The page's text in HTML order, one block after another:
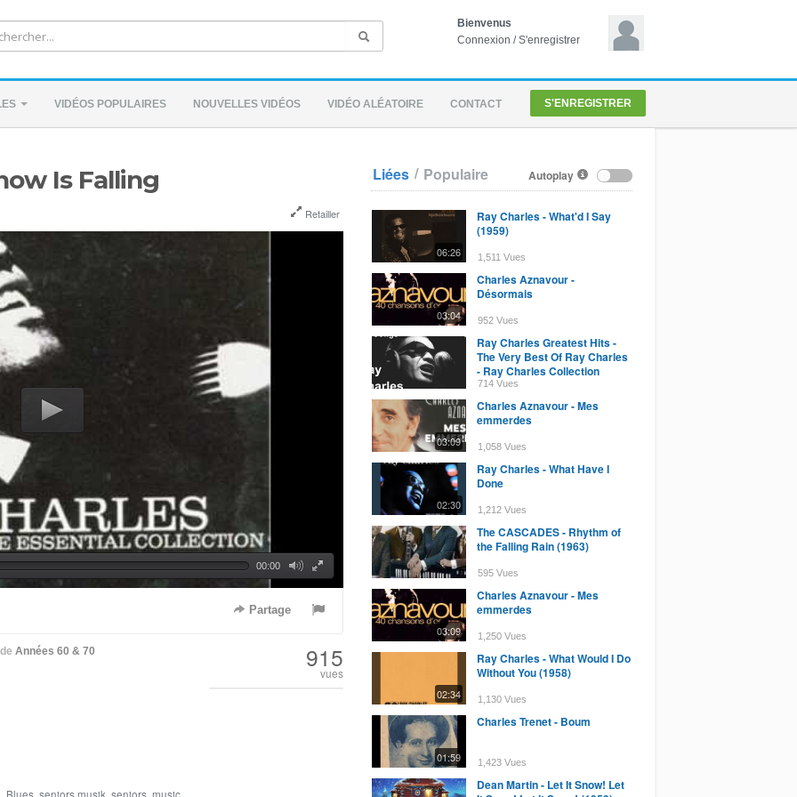
Bienvenus
Connexion /S'enregistrer
VIDÉOS POPULAIRES NOUVELLES VIDÉOS VIDÉO ALÉATOIRE CONTACT S'ENREGISTRER
Is Falling
Retailler
00:00
Partage
de Années 60 & 70 915
vues
Autoplay
Liées / Populaire
06:26
Ray Charles - What'd I Say
(1959)
1,511 Vues
03:04
Charles Aznavour -
Désormais
952 Vues
Ray Charles Greatest Hits -
The Very Best Of Ray Charles
- Ray Charles Collection
714 Vues
03:09
Charles Aznavour - Mes
emmerdes
1,058 Vues
02:30
Ray Charles - What Have I
Done
1,212 Vues
The CASCADES - Rhythm of
the Falling Rain (1963)
595 Vues
03:09
Charles Aznavour - Mes
emmerdes
1,250 Vues
02:34
Ray Charles - What Would I Do
Without You (1958)
1,130 Vues
01:59
Charles Trenet - Boum
1,423 Vues
Dean Martin - Let It Snow! Let